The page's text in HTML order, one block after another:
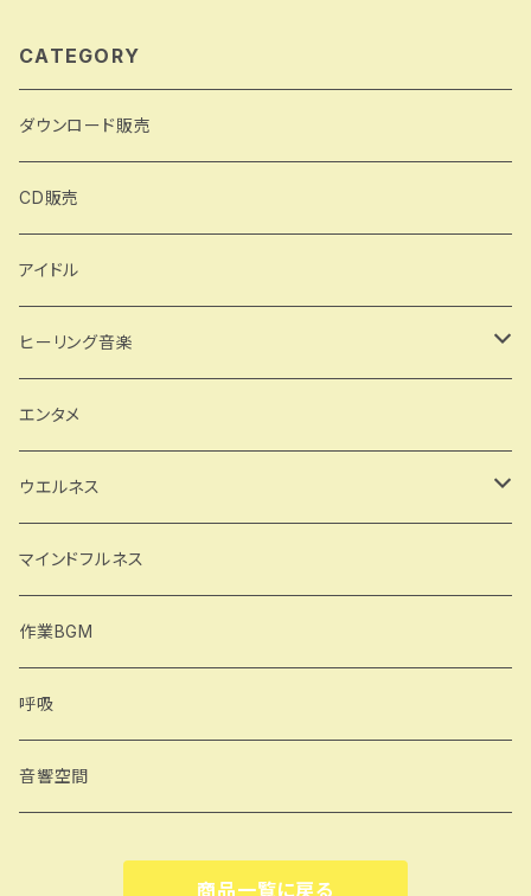
CATEGORY
ダウンロード販売
CD販売
アイドル
ヒーリング音楽
森林浴
森の中で深呼吸
自然音 鳥 小川 雨 森
月の波動
エンタメ
ウエルネス
ヨガ
気を集める
シャバ―サナ
合掌行気
マインドフルネス
作業BGM
呼吸
音響空間
商品一覧に戻る